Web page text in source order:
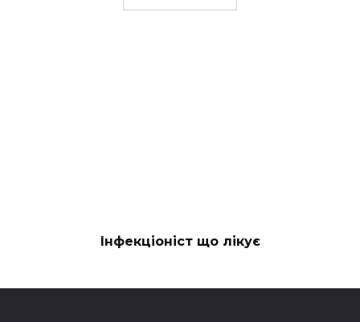
Інфекціоніст що лікує